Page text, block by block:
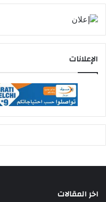
الإعلانات
اخر المقالات